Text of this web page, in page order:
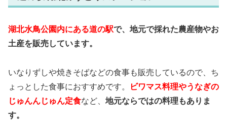
湖北水鳥公園内にある道の駅で、地元で採れた農産物やお
土産を販売しています。
いなりずしや焼きそばなどの食事も販売しているので、ち
ょっとした食事におすすめです。
ビワマス料理やうなぎの
じゅんんじゅん定食など、 地元ならではの料理もありま
す。